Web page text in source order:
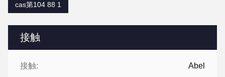
接触
接触: Abel
cas第104 88 1